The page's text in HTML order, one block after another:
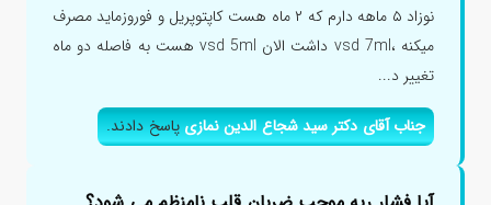
نوزاد ۵ ماهه دارم که ۲ ماه هست کاپتوپریل و فوروزماید مصرف
میکنه ،vsd 7ml داشت الان vsd 5ml هست به فاصله دو ماه
تغییر د...
جناب آقای دکتر سید شجاع الدین نمازیپاسخ دادند.